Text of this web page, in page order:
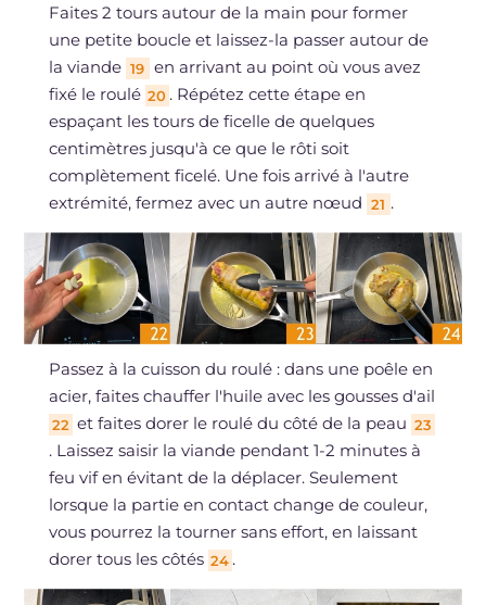
Faites 2 tours autour de la main pour former
une petite boucle et laissez-la passer autour de
la viande 19 en arrivant au point où vous avez
fixé le roulé 20 . Répétez cette étape en
espaçant les tours de ficelle de quelques
centimètres jusqu'à ce que le rôti soit
complètement ficelé. Une fois arrivé à l'autre
extrémité, fermez avec un autre nœud 21 .
Passez à la cuisson du roulé : dans une poêle en
acier, faites chauffer l'huile avec les gousses d'ail
22 et faites dorer le roulé du côté de la peau 23
. Laissez saisir la viande pendant 1-2 minutes à
feu vif en évitant de la déplacer. Seulement
lorsque la partie en contact change de couleur,
vous pourrez la tourner sans effort, en laissant
dorer tous les côtés 24 .